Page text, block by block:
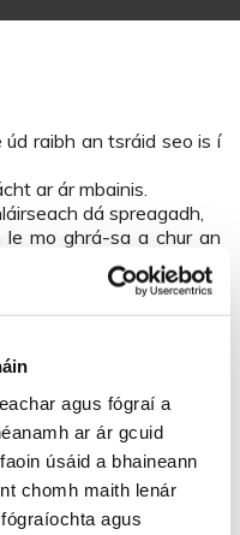
agus fógraí a
ar ár gcuid
úsáid a bhaineann
chomh maith lenár
agus
úd raibh an tsráid seo is í
ar ár mbainis.
dá spreagadh,
le mo ghrá-sa a chur an
sea fágadh mé go
gur báthadh mo mhíle
‘gus mo dhá láimhín ar
is deas mar